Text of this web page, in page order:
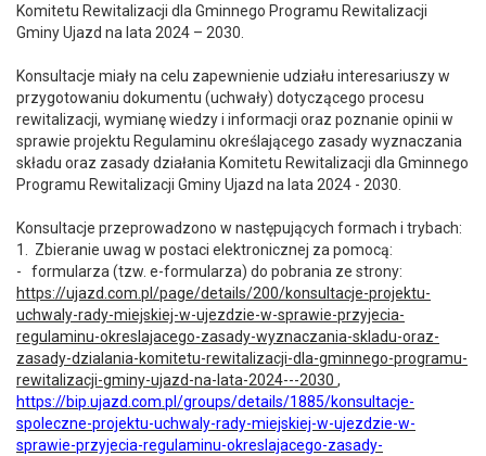
Komitetu Rewitalizacji dla Gminnego Programu Rewitalizacji
Gminy Ujazd na lata 2024 – 2030.
Konsultacje miały na celu zapewnienie udziału interesariuszy w
przygotowaniu dokumentu (uchwały) dotyczącego procesu
rewitalizacji, wymianę wiedzy i informacji oraz poznanie opinii w
sprawie projektu Regulaminu określającego zasady wyznaczania
składu oraz zasady działania Komitetu Rewitalizacji dla Gminnego
Programu Rewitalizacji Gminy Ujazd na lata 2024 - 2030.
Konsultacje przeprowadzono w następujących formach i trybach:
1. Zbieranie uwag w postaci elektronicznej za pomocą:
- formularza (tzw. e-formularza) do pobrania ze strony:
https://ujazd.com.pl/page/details/200/konsultacje-projektu-
uchwaly-rady-miejskiej-w-ujezdzie-w-sprawie-przyjecia-
regulaminu-okreslajacego-zasady-wyznaczania-skladu-oraz-
zasady-dzialania-komitetu-rewitalizacji-dla-gminnego-programu-
rewitalizacji-gminy-ujazd-na-lata-2024---2030 ,
https://bip.ujazd.com.pl/groups/details/1885/konsultacje-
spoleczne-projektu-uchwaly-rady-miejskiej-w-ujezdzie-w-
sprawie-przyjecia-regulaminu-okreslajacego-zasady-